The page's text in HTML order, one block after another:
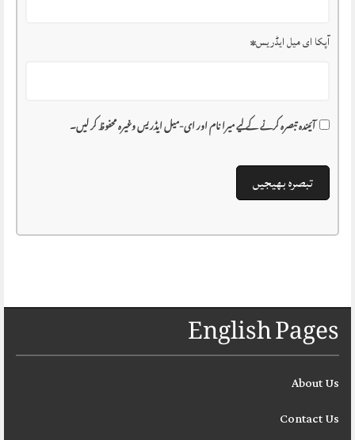
آپکا ای میل ایڈریس*
آئیندہ تبصرہ کرنے کے لیے میرا نام اور ای-میل ایڈریس وغیرہ محفوظ کر لیں۔
English Pages
About Us
Contact Us